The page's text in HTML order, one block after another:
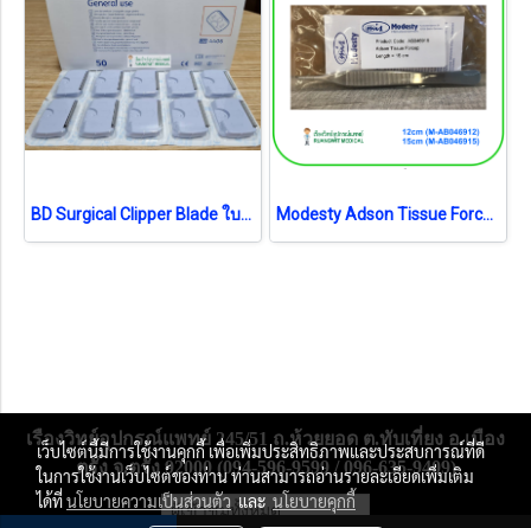
BD Surgical Clipper Blade ใบมีด (4406) (1 ชิ้น) (exp 04-2026) Modesty Adson Tissue Forcep (เยอรมัน)
เรืองวิทย์อุปกรณ์แพทย์ 245/51 ถ.ห้วยยอด ต.ทับเที่ยง อ.เมือง
ตรัง จ.ตรัง 92000 (094-596-9599 / 096-635-9409)
ผู้เข้าชมวันนี้ 2,556
เว็บไซต์นี้มีการใช้งานคุกกี้ เพื่อเพิ่มประสิทธิภาพและประสบการณ์ที่ดี
ในการใช้งานเว็บไซต์ของท่าน ท่านสามารถอ่านรายละเอียดเพิ่มเติม
ได้ที่นโยบายความเป็นส่วนตัวและนโยบายคุกกี้